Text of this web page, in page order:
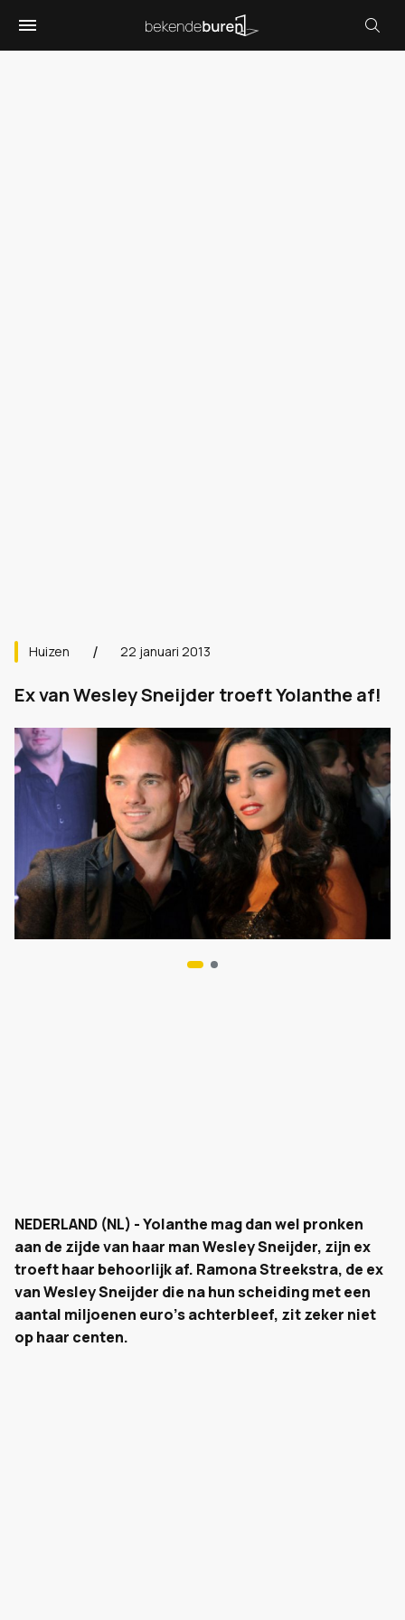
Huizen 22 januari 2013
Ex van Wesley Sneijder troeft Yolanthe af!
NEDERLAND (NL) - Yolanthe mag dan wel pronken
aan de zijde van haar man Wesley Sneijder, zijn ex
troeft haar behoorlijk af. Ramona Streekstra, de ex
van Wesley Sneijder die na hun scheiding met een
aantal miljoenen euro's achterbleef, zit zeker niet
op haar centen.